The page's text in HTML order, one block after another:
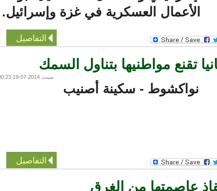
الأعمال العسكرية في غزة وإسرائيل.
التفاصيل
تقنع مواطنيها بتناول السمك
سبت, 2014-07-19 00:23
نواكشوط - سكينة أصنيب
التفاصيل
عاصمتها من الغرق